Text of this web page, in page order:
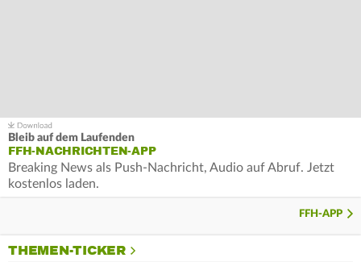
Bleib auf dem Laufenden
FFH-NACHRICHTEN-APP
Breaking News als Push-Nachricht, Audio auf Abruf. Jetzt
kostenlos laden.
FFH-APP
THEMEN-TICKER